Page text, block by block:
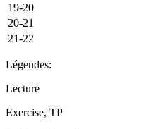
19-20
20-21
21-22
Légendes:
Lecture
Exercise, TP